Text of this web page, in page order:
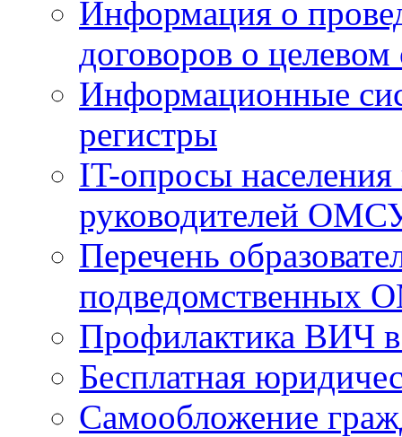
Информация о
договоров о
Информационные
регистры
IT-опросы населения
руководителей
Перечень
подведомственных
Профилактика ВИЧ в
Бесплатная
Самообложение